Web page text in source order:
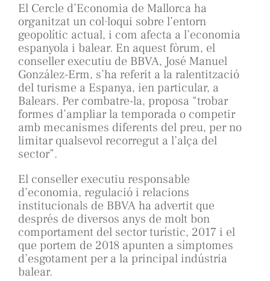
El Cercle d’Economia de Mallorca ha
organitzat un col·loqui sobre l’entorn
geopolític actual, i com afecta a l’economia
espanyola i balear. En aquest fòrum, el
conseller executiu de BBVA, José Manuel
González-Erm, s’ha referit a la ralentització
del turisme a Espanya, ien particular, a
Balears. Per combatre-la, proposa “trobar
formes d’ampliar la temporada o competir
amb mecanismes diferents del preu, per no
limitar qualsevol recorregut a l’alça del
sector”.
El conseller executiu responsable
d’economia, regulació i relacions
institucionals de BBVA ha advertit que
després de diversos anys de molt bon
comportament del sector turístic, 2017 i el
que portem de 2018 apunten a símptomes
d’esgotament per a la principal indústria
balear.